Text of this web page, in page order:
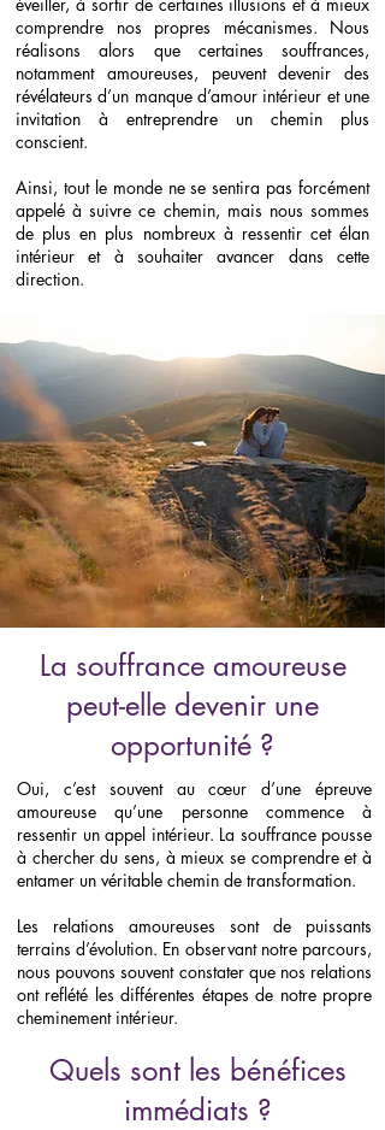
comprendre nos propres mécanismes. Nous
réalisons alors que certaines souffrances,
notamment amoureuses, peuvent devenir des
révélateurs d’un manque d’amour intérieur et une
invitation à entreprendre un chemin plus
conscient.
Ainsi, tout le monde ne se sentira pas forcément
appelé à suivre ce chemin, mais nous sommes
de plus en plus nombreux à ressentir cet élan
intérieur et à souhaiter avancer dans cette
direction.
La souffrance amoureuse
peut-elle devenir une
opportunité ?
Oui, c’est souvent au cœur d’une épreuve
amoureuse qu’une personne commence à
ressentir un appel intérieur. La souffrance pousse
à chercher du sens, à mieux se comprendre et à
entamer un véritable chemin de transformation.
Les relations amoureuses sont de puissants
terrains d’évolution. En observant notre parcours,
nous pouvons souvent constater que nos relations
ont reflété les différentes étapes de notre propre
cheminement intérieur.
Quels sont les bénéfices
immédiats ?